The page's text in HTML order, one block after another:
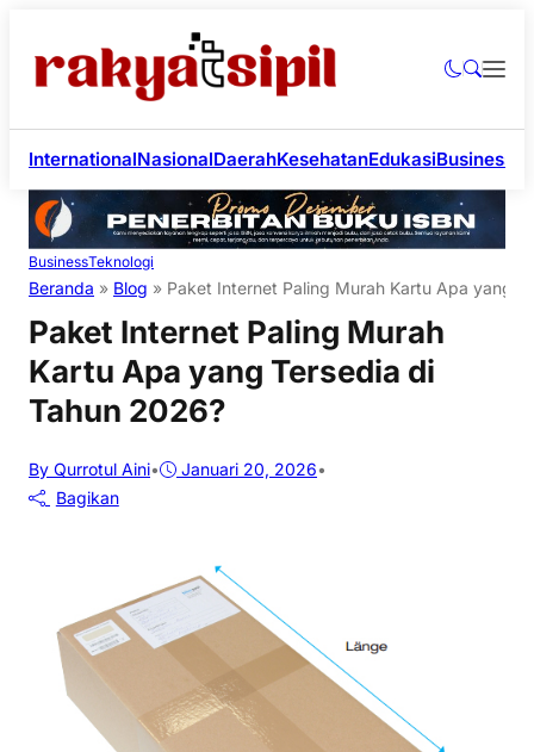
InternationalNasionalDaerahKesehatanEdukasiBusiness
BusinessTeknologi
Beranda » Blog » Paket Internet Paling Murah Kartu Apa yang
Paket Internet Paling Murah
Kartu Apa yang Tersedia di
Tahun 2026?
By Qurrotul Aini• Januari 20, 2026•
Bagikan